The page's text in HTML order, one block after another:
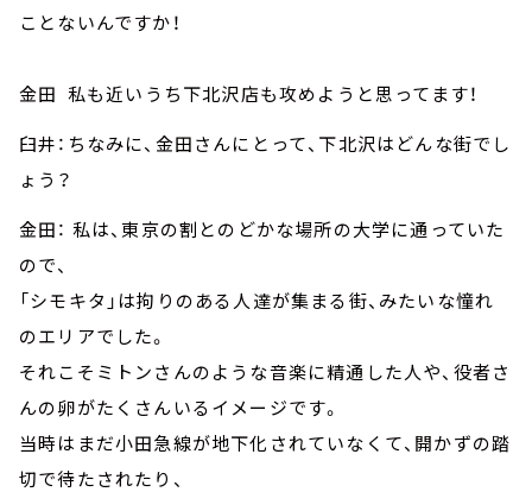
ことないんですか！
金田 私も近いうち下北沢店も攻めようと思ってます！
臼井：ちなみに、金田さんにとって、下北沢はどんな街でし
ょう？
金田： 私は、東京の割とのどかな場所の大学に通っていた
ので、
「シモキタ」は拘りのある人達が集まる街、みたいな憧れ
のエリアでした。
それこそミトンさんのような音楽に精通した人や、役者さ
んの卵がたくさんいるイメージです。
当時はまだ小田急線が地下化されていなくて、開かずの踏
切で待たされたり、